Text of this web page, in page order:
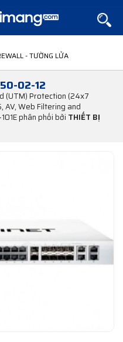
- TƯỜNG LỬA
02-12
(UTM) Protection (24x7
AV, Web Filtering and
phân phối bởi THIẾT BỊ